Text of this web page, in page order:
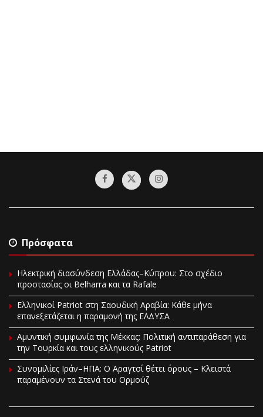
Πρόσφατα
Ηλεκτρική διασύνδεση Ελλάδας–Κύπρου: Στο σχέδιο
προστασίας οι Belharra και τα Rafale
Ελληνικοί Patriot στη Σαουδική Αραβία: Κάθε μήνα
επανεξετάζεται η παραμονή της ΕΛΔΥΣΑ
Αμυντική συμφωνία της Μέκκας: Πολιτική αντιπαράθεση για
την Τουρκία και τους ελληνικούς Patriot
Συνομιλίες Ιράν–ΗΠΑ: Ο Αραγτσί θέτει όρους – Κλειστά
παραμένουν τα Στενά του Ορμούζ